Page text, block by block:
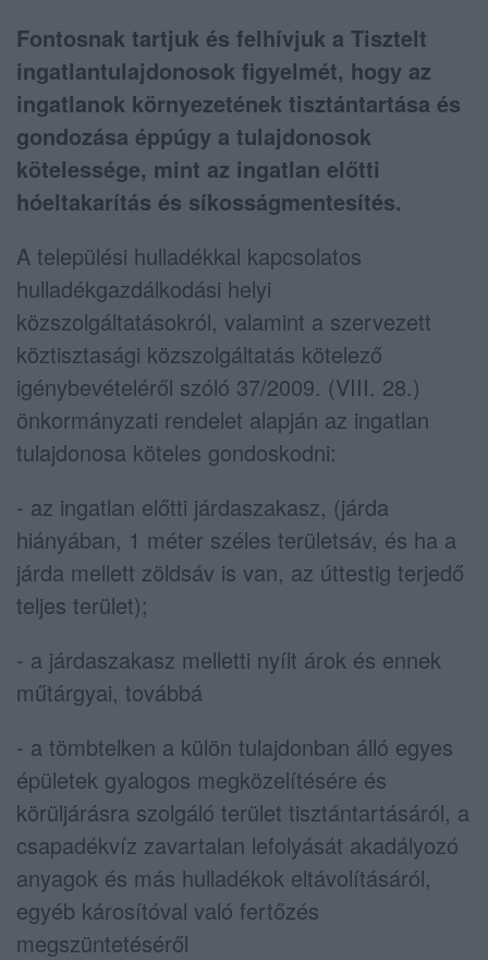
Fontosnak tartjuk és felhívjuk a Tisztelt
ingatlantulajdonosok figyelmét, hogy az
ingatlanok környezetének tisztántartása és
gondozása éppúgy a tulajdonosok
kötelessége, mint az ingatlan előtti
hóeltakarítás és síkosságmentesítés.
A települési hulladékkal kapcsolatos
hulladékgazdálkodási helyi
közszolgáltatásokról, valamint a szervezett
köztisztasági közszolgáltatás kötelező
igénybevételéről szóló 37/2009. (VIII. 28.)
önkormányzati rendelet alapján az ingatlan
tulajdonosa köteles gondoskodni:
- az ingatlan előtti járdaszakasz, (járda
hiányában, 1 méter széles területsáv, és ha a
járda mellett zöldsáv is van, az úttestig terjedő
teljes terület);
- a járdaszakasz melletti nyílt árok és ennek
műtárgyai, továbbá
- a tömbtelken a külön tulajdonban álló egyes
épületek gyalogos megközelítésére és
körüljárásra szolgáló terület tisztántartásáról, a
csapadékvíz zavartalan lefolyását akadályozó
anyagok és más hulladékok eltávolításáról,
egyéb károsítóval való fertőzés
megszüntetéséről